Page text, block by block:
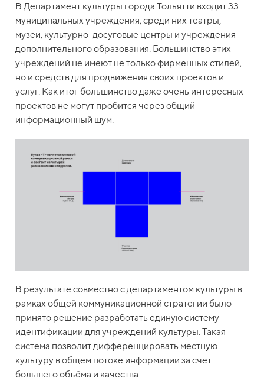
В Департамент культуры города Тольятти входит 33
муниципальных учреждения, среди них театры,
музеи, культурно-досуговые центры и учреждения
дополнительного образования. Большинство этих
учреждений не имеют не только фирменных стилей,
но и средств для продвижения своих проектов и
услуг. Как итог большинство даже очень интересных
проектов не могут пробится через общий
информационный шум.
В результате совместно с департаментом культуры в
рамках общей коммуникационной стратегии было
принято решение разработать единую систему
идентификации для учреждений культуры. Такая
система позволит дифференцировать местную
культуру в общем потоке информации за счёт
большего объёма и качества.